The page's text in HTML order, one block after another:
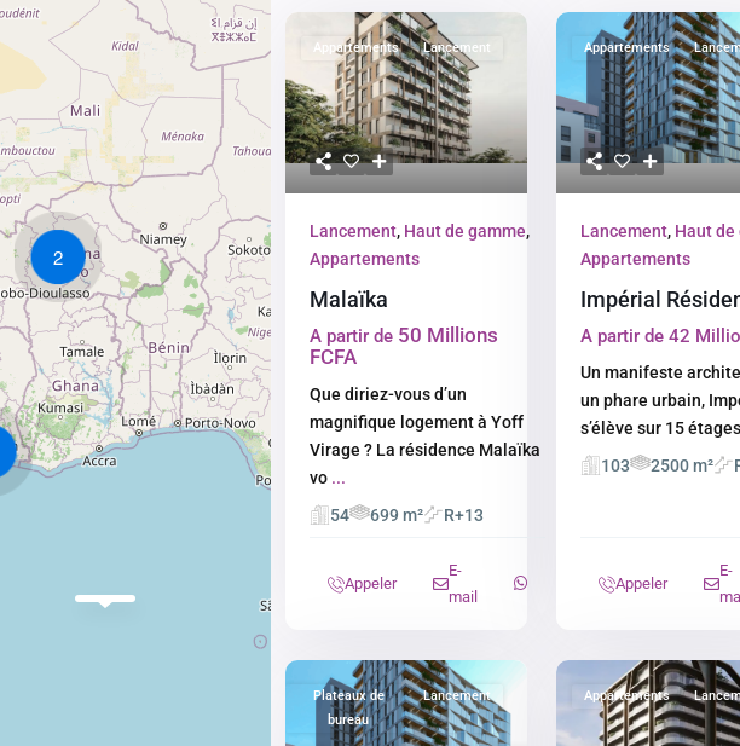
2
Appartements Lancement
Lancement, Haut de gamme,
Appartements
Malaïka
A partir de 50 Millions
FCFA
Que diriez-vous d’un
magnifique logement à Yoff
Virage ? La résidence Malaïka
vo ...
54
699 m² R+13
Appeler
E-
mail
Appartements
Lancement, Haut de
Appartements
Impérial
A partir de 42
Un manifeste
un phare urbain,
s’élève sur 15
103
2500 m²
Appeler
E-
Plateaux de
bureau
Lancement Appartements